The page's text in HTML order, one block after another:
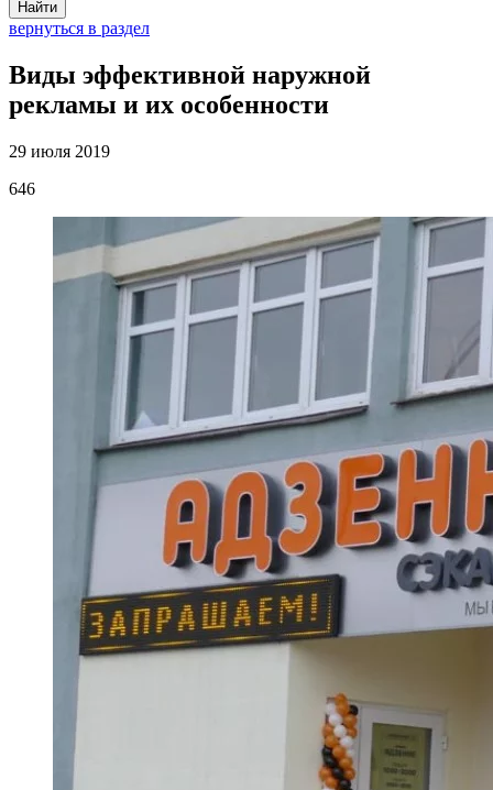
Найти
вернуться в раздел
Виды эффективной наружной
рекламы и их особенности
29 июля 2019
646